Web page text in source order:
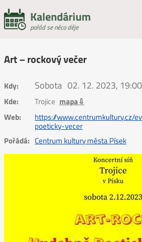
Kalendárium
pořád se něco děje
Art – rockový večer
Kdy: Sobota 02. 12. 2023, 19:00
Kde: Trojice mapa⇩
Web:
https://www.centrumkultury.cz/
poeticky-vecer
Pořádá: Centrum kultury města Písek